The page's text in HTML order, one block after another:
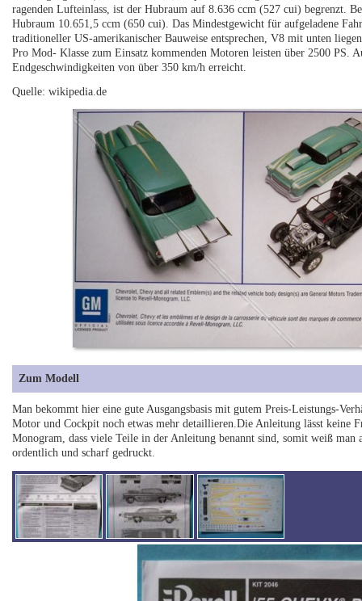
ragenden Lufteinlass, ist der Hubraum auf 8.636 ccm (527 cui) begrenzt.
Hubraum 10.651,5 ccm (650 cui). Das Mindestgewicht für aufgeladene
traditioneller US-amerikanischer Bauweise entsprechen, V8 mit unten
Pro Mod- Klasse zum Einsatz kommenden Motoren leisten über 2500 PS.
Endgeschwindigkeiten von über 350 km/h erreicht.
Quelle: wikipedia.de
Zum Modell
Man bekommt hier eine gute Ausgangsbasis mit gutem Preis-Leistungs-
Motor und Cockpit noch etwas mehr detaillieren.Die Anleitung lässt keine
Monogram, dass viele Teile in der Anleitung benannt sind, somit weiß
ordentlich und scharf gedruckt.